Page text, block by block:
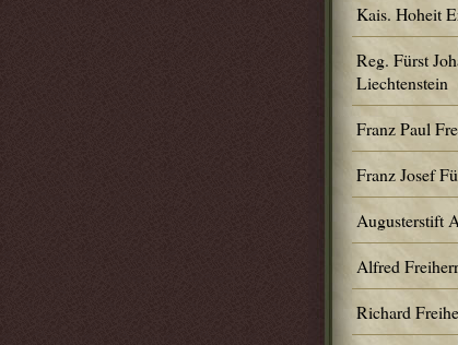
Kais. Hoheit
Reg. Fürst
Liechtenstein
Franz Paul
Franz Josef
Augusterstift
Alfred
Richard